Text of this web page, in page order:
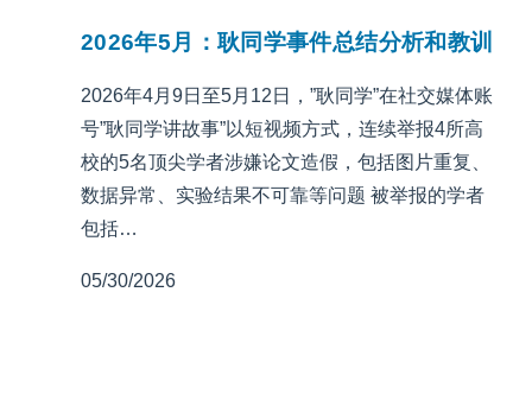
2026年5月：耿同学事件总结分析和教训
2026年4月9日至5月12日，”耿同学”在社交媒体账
号”耿同学讲故事”以短视频方式，连续举报4所高
校的5名顶尖学者涉嫌论文造假，包括图片重复、
数据异常、实验结果不可靠等问题 被举报的学者
包括…
05/30/2026